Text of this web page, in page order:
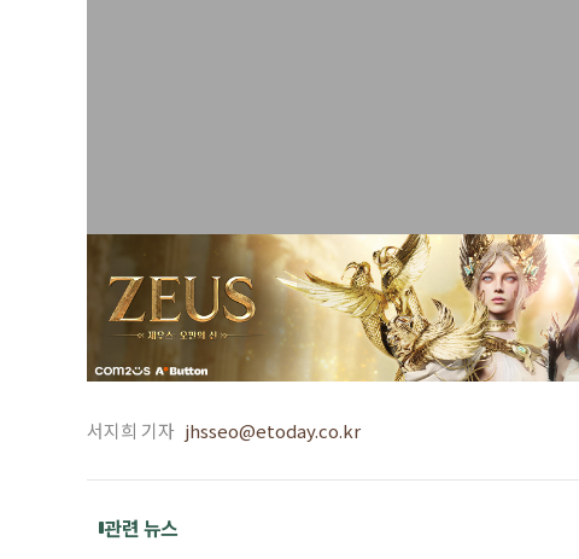
서지희 기자 jhsseo@etoday.co.kr
관련 뉴스